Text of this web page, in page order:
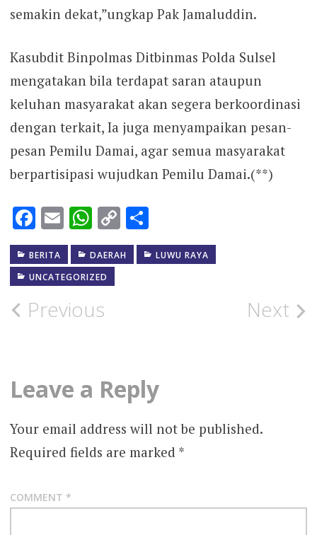
semakin dekat,”ungkap Pak Jamaluddin.
Kasubdit Binpolmas Ditbinmas Polda Sulsel
mengatakan bila terdapat saran ataupun
keluhan masyarakat akan segera berkoordinasi
dengan terkait, Ia juga menyampaikan pesan-
pesan Pemilu Damai, agar semua masyarakat
berpartisipasi wujudkan Pemilu Damai.(**)
Facebook
EmailWhatsApp
Copy
Link
Share
BERITA DAERAH
LUWU RAYA
UNCATEGORIZED
Post
Previous Next
Leave a Reply
Your email address will not be published.
Required fields are marked *
COMMENT *